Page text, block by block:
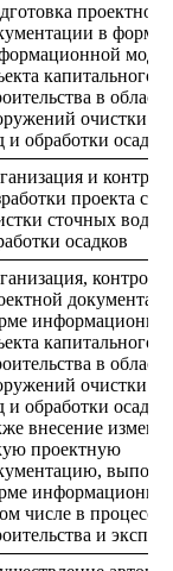
проектной
в форме
капитального
в области
очистки
и обработки
и
проекта
сточных вод и
осадков
контроль
капитального
в области
очистки
и обработки
внесение
проектную
числе в процессе
и